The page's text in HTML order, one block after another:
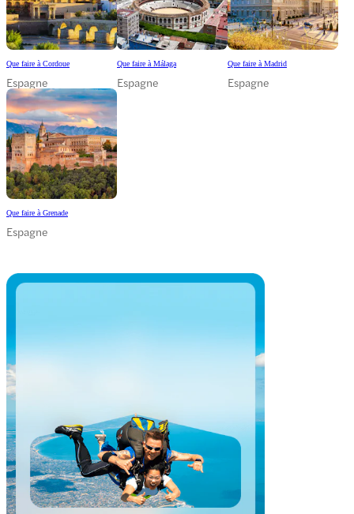
Que faire à Cordoue
Espagne
Que faire à Málaga
Espagne
Que faire à Madrid
Espagne
Que faire à Grenade
Espagne